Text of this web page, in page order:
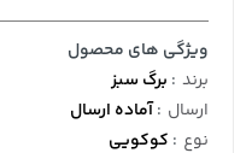
ویژگی های محصول
برند : برگ سبز
ارسال :آماده ارسال
نوع : کوکویی